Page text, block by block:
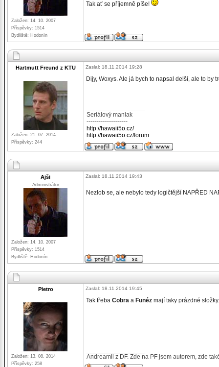
Založen: 14. 10. 2007
Příspěvky: 1514
Bydliště: Hodonín
Tak ať se příjemně píše!
Hartmutt Freund z KTU
Založen: 21. 07. 2014
Příspěvky: 244
Zaslal: 18.11.2014 19:28
Dijy, Woxys. Ale já bych to napsal delší, ale to by
Seriálový maniak
---------------------
http://hawaii5o.cz/
http://hawaii5o.cz/forum
Ajši
Administrátor
Založen: 14. 10. 2007
Příspěvky: 1514
Bydliště: Hodonín
Zaslal: 18.11.2014 19:43
Nezlob se, ale nebylo tedy logičtější NAPŘED
Pietro
Založen: 13. 08. 2014
Příspěvky: 258
Zaslal: 18.11.2014 19:45
Tak třeba Cobra a Funéz mají taky prázdné
Andreamil z DF. Zde na PF jsem autorem, zde